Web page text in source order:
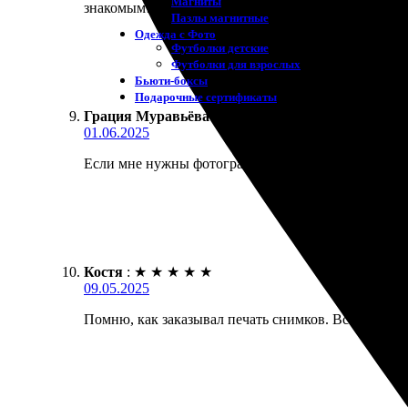
Пазлы магнитные
Одежда с Фото
Футболки детские
Футболки для взрослых
Бьюти-боксы
Подарочные сертификаты
знакомым!
Грация Муравьёва
01.06.2025
Если мне нужны фотографии, всегда заказываю
Костя : ★ ★ ★ ★ ★
09.05.2025
Помню, как заказывал печать снимков. Все